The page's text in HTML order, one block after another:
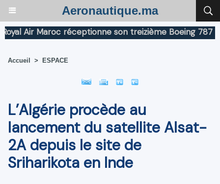
Aeronautique.ma
Air Maroc réceptionne son treizième Boeing 787
Accueil > ESPACE
L’Algérie procède au
lancement du satellite Alsat-
2A depuis le site de
Sriharikota en Inde